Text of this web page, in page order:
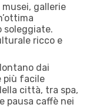
musei, gallerie
soleggiate.
ricco e
dai
più facile
città, tra spa,
pausa caffè nei